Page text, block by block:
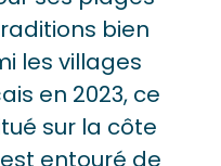
bien
les villages
en 2023, ce
sur la côte
entouré de